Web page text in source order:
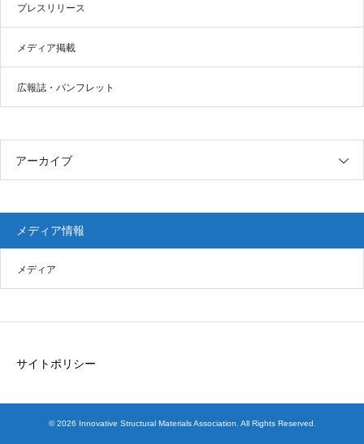
プレスリリース
メディア掲載
広報誌・パンフレット
アーカイブ
メディア情報
メディア
サイトポリシー
© 2026 Innovative Structural Materials Association. All Rights Reserved.